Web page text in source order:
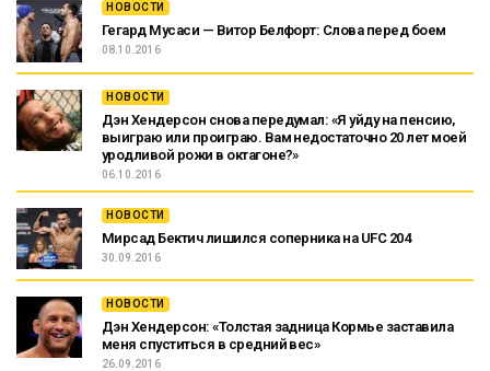
НОВОСТИ
Гегард Мусаси — Витор Белфорт: Слова перед боем
08.10.2016
НОВОСТИ
Дэн Хендерсон снова передумал: «Я уйду на пенсию,
выиграю или проиграю. Вам недостаточно 20 лет моей
уродливой рожи в октагоне?»
06.10.2016
НОВОСТИ
Мирсад Бектич лишился соперника на UFC 204
30.09.2016
НОВОСТИ
Дэн Хендерсон: «Толстая задница Кормье заставила
меня спуститься в средний вес»
26.09.2016